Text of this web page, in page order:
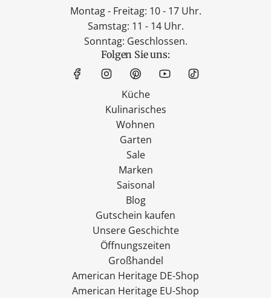
Montag - Freitag: 10 - 17 Uhr.
Samstag: 11 - 14 Uhr.
Sonntag: Geschlossen.
Folgen Sie uns:
Küche
Kulinarisches
Wohnen
Garten
Sale
Marken
Saisonal
Blog
Gutschein kaufen
Unsere Geschichte
Öffnungszeiten
Großhandel
American Heritage DE-Shop
American Heritage EU-Shop